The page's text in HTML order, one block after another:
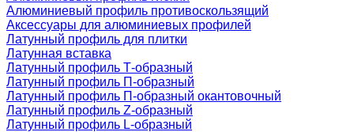
Алюминиевый профиль противоскользящий
Аксессуары для алюминиевых профилей
Латунный профиль для плитки
Латунная вставка
Латунный профиль Т-образный
Латунный профиль П-образный
Латунный профиль П-образный окантовочный
Латунный профиль Z-образный
Латунный профиль L-образный